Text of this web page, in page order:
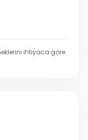
ihtiyaca göre